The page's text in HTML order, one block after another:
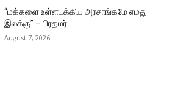
“மக்களை உள்ளடக்கிய அரசாங்கமே எமது
இலக்கு” – பிரதமர்
August 7, 2026